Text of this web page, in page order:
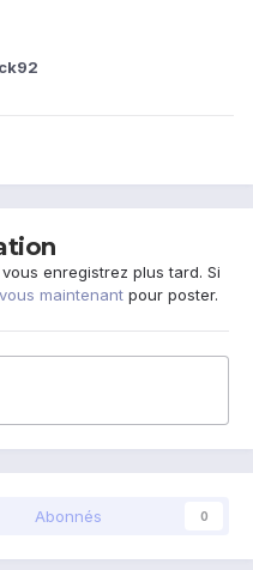
enregistrez plus tard. Si
maintenant pour poster.
Abonnés 0